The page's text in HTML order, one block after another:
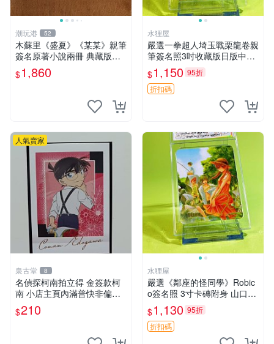
潮玩港 52
木蘇里《盛夏》《某某》親筆
簽名原著小說兩冊 典藏版裝
刷邊 盛夏 某某 小說
$1,860
水狸屋
嚴選一拳超人埼玉戰栗龍卷親
筆簽名照3吋收藏版日版中古
含原裝卡套 一拳超人 埼玉 戰
栗龍卷 簽名照
$1,150 95折
折扣碼
人氣賣家
泉古堂 8
名偵探柯南拍立得 金簽款柯
南 小店主頁內滿普快非偏遠
不滿三十郵＋6-31518
$210
水狸屋
嚴選《鄰座的怪同學》Robic
o簽名照 3寸卡磚附身 山口賢
二親筆 中古初瑕收藏品 鄰座
的怪同學 署名照 點數
$1,130 95折
折扣碼